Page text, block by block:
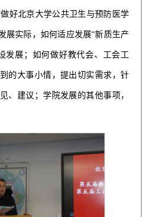
好北京大学公共卫生与预防医学
展实际，如何适应发展“新质生产
发展；如何做好教代会、工会工
的大事小情，提出切实需求，针
、建议；学院发展的其他事项，